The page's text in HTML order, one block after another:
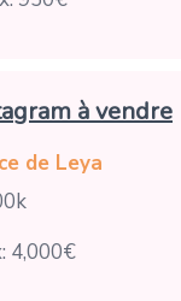
à vendre
de Leya
4,000€